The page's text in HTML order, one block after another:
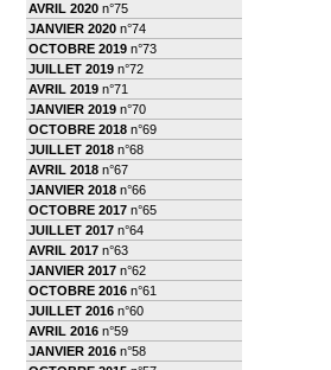
AVRIL 2020 n°75
JANVIER 2020 n°74
OCTOBRE 2019 n°73
JUILLET 2019 n°72
AVRIL 2019 n°71
JANVIER 2019 n°70
OCTOBRE 2018 n°69
JUILLET 2018 n°68
AVRIL 2018 n°67
JANVIER 2018 n°66
OCTOBRE 2017 n°65
JUILLET 2017 n°64
AVRIL 2017 n°63
JANVIER 2017 n°62
OCTOBRE 2016 n°61
JUILLET 2016 n°60
AVRIL 2016 n°59
JANVIER 2016 n°58